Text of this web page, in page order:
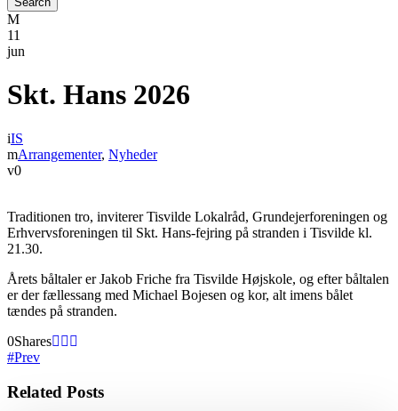
11
jun
Skt. Hans 2026
IS
Arrangementer, Nyheder
0
Traditionen tro, inviterer Tisvilde Lokalråd, Grundejerforeningen og
Erhvervsforeningen til Skt. Hans-fejring på stranden i Tisvilde kl.
21.30.
Årets båltaler er Jakob Friche fra Tisvilde Højskole, og efter båltalen
er der fællessang med Michael Bojesen og kor, alt imens bålet
tændes på stranden.
0Shares
Prev
Related Posts